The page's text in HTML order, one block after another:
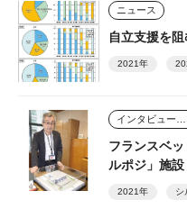
ニュース
自立支援を
2021年
フランスベ
ルポジ」施
2021年 シ